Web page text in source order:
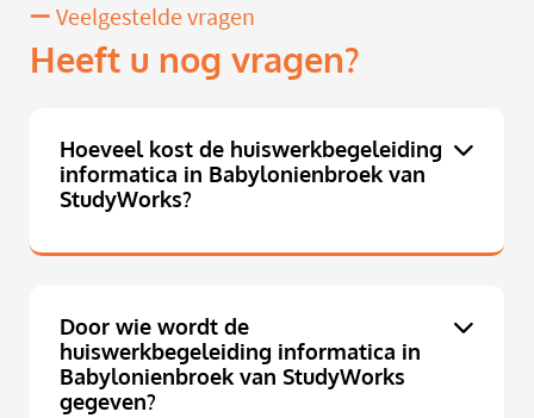
Veelgestelde vragen
Heeft u nog vragen?
Hoeveel kost de huiswerkbegeleiding
informatica in Babylonienbroek van
StudyWorks?
Door wie wordt de
huiswerkbegeleiding informatica in
Babylonienbroek van StudyWorks
gegeven?